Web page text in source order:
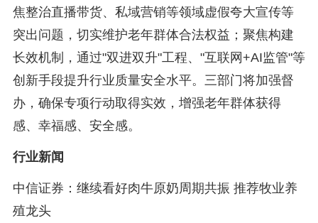
焦整治直播带货、私域营销等领域虚假夸大宣传等
突出问题，切实维护老年群体合法权益；聚焦构建
长效机制，通过"双进双升"工程、"互联网+AI监管"等
创新手段提升行业质量安全水平。三部门将加强督
办，确保专项行动取得实效，增强老年群体获得
感、幸福感、安全感。
行业新闻
中信证券：继续看好肉牛原奶周期共振 推荐牧业养
殖龙头